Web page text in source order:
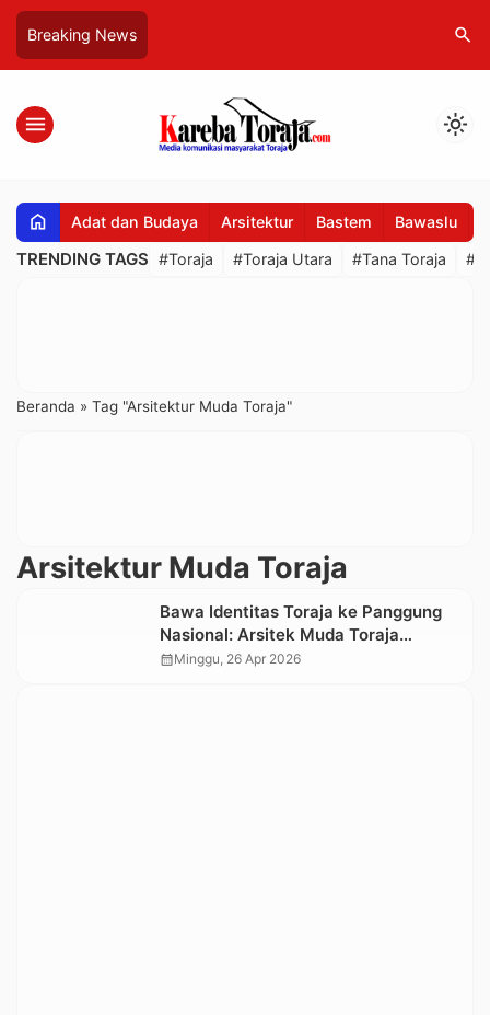
Breaking News search
menu light_mode
home Adat dan Budaya Arsitektur Bastem Bawaslu
TRENDING TAGS #Toraja #Toraja Utara #Tana Toraja
Beranda » Tag "Arsitektur Muda Toraja"
Arsitektur Muda Toraja
Bawa Identitas Toraja ke Panggung
Nasional: Arsitek Muda Toraja
Tembus ARCH:ID 2026
calendar_monthMinggu, 26 Apr 2026